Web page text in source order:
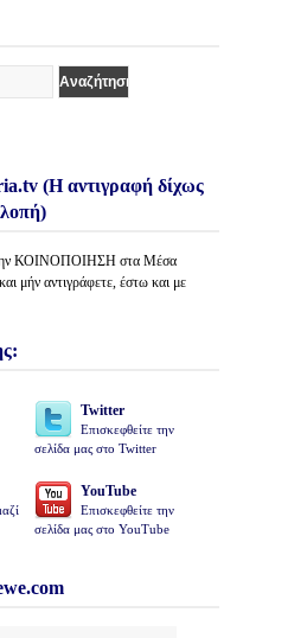
(Η αντιγραφή δίχως
την ΚΟΙΝΟΠΟΙΗΣΗ στα Μέσα
μήν αντιγράφετε, έστω και με
Twitter
Επισκεφθείτε την
σελίδα μας στο Twitter
YouTube
Επισκεφθείτε την
σελίδα μας στο YouTube